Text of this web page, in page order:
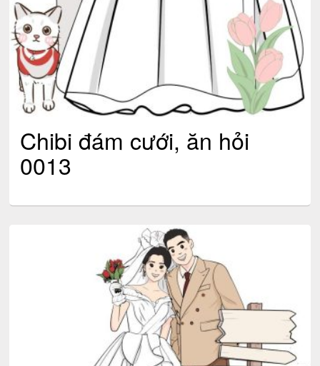
Chibi đám cưới, ăn hỏi
0013